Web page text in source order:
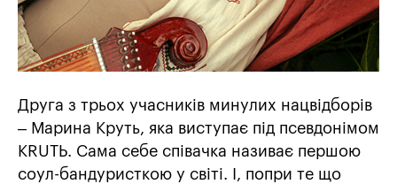
Друга з трьох учасників минулих нацвідборів
– Марина Круть, яка виступає під псевдонімом
KRUTЬ. Сама себе співачка називає першою
соул-бандуристкою у світі. І, попри те що